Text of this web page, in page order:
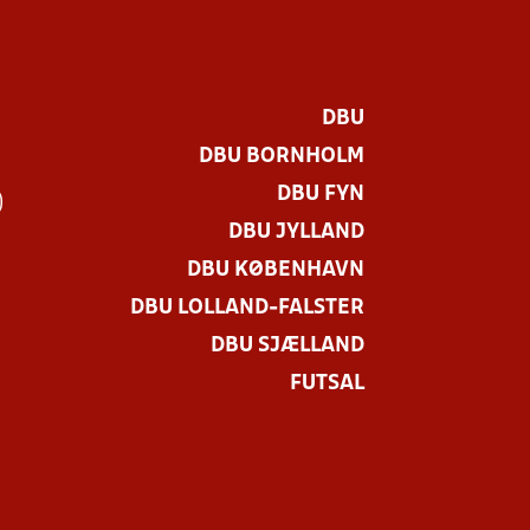
DBU
DBU BORNHOLM
DBU FYN
DBU JYLLAND
DBU KØBENHAVN
DBU LOLLAND-FALSTER
DBU SJÆLLAND
FUTSAL